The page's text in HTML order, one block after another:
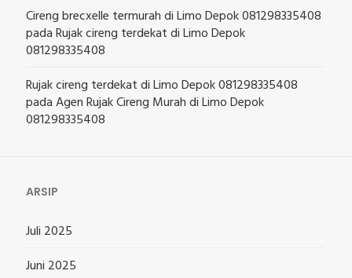
Cireng brecxelle termurah di Limo Depok 081298335408
padaRujak cireng terdekat di Limo Depok
081298335408
Rujak cireng terdekat di Limo Depok 081298335408
padaAgen Rujak Cireng Murah di Limo Depok
081298335408
ARSIP
Juli 2025
Juni 2025